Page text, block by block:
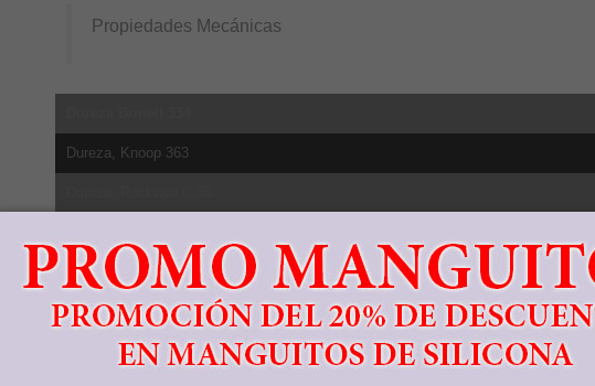
Propiedades Mecánicas
Dureza, Knoop 363
Resistencia tracción, Ultima 950 MPa
Límite elástico 827 MPa
Elongación a la rotura 14%